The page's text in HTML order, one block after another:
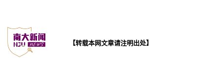
【转载本网文章请注明出处】